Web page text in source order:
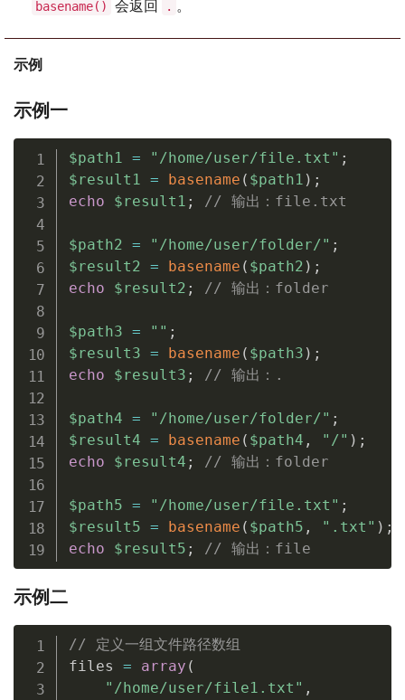
basename() 会返回 . 。
示例
示例一
$path1 = "/home/user/file.txt" ;
$result1 = basename ( $path1 ) ;
echo
$result1 ; // 输出：file.txt
$path2 = "/home/user/folder/" ;
$result2 = basename ( $path2 ) ;
echo
$result2 ; // 输出：folder
$path3 = "" ;
$result3 = basename ( $path3 ) ;
echo
$result3 ; // 输出：.
$path4 = "/home/user/folder/" ;
$result4 = basename ( $path4 , "/" ) ;
echo
$result4 ; // 输出：folder
$path5 = "/home/user/file.txt" ;
$result5 = basename ( $path5 , ".txt" ) ;
echo
$result5 ; // 输出：file
示例二
// 定义一组文件路径数组
files = array (
"/home/user/file1.txt" ,